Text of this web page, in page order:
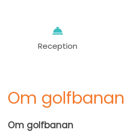
Reception
Om golfbanan
Om golfbanan